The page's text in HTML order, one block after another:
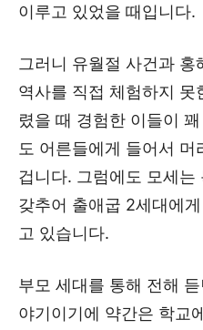
이루고 있었을 때입니다.
그러니 유월절 사건과
역사를 직접 체험하지 못
렸을 때 경험한 이들이
도 어른들에게 들어서
겁니다. 그럼에도 모세
갖추어 출애굽 2세대에
고 있습니다.
부모 세대를 통해 전해
야기이기에 약간은 학교